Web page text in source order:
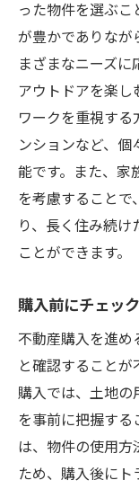
った物件を選ぶ
が豊かでありなが
まざまなニーズに
アウトドアを楽
ワークを重視す
ンションなど、
能です。また、家
を考慮すること
り、長く住み続
ことができます。
購入前にチェッ
不動産購入を進
と確認すること
購入では、土地
を事前に把握す
は、物件の使用
ため、購入後に